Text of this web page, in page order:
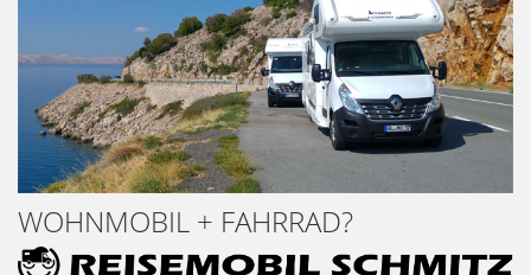
WOHNMOBIL + FAHRRAD?